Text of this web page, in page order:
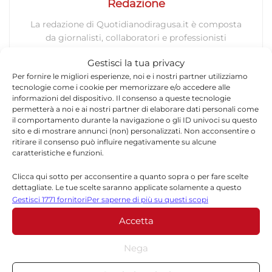
Gestisci la tua privacy
Per fornire le migliori esperienze, noi e i nostri partner utilizziamo
tecnologie come i cookie per memorizzare e/o accedere alle
informazioni del dispositivo. Il consenso a queste tecnologie
permetterà a noi e ai nostri partner di elaborare dati personali come
il comportamento durante la navigazione o gli ID univoci su questo
sito e di mostrare annunci (non) personalizzati. Non acconsentire o
ritirare il consenso può influire negativamente su alcune
caratteristiche e funzioni.
Clicca qui sotto per acconsentire a quanto sopra o per fare scelte
dettagliate. Le tue scelte saranno applicate solamente a questo
sito. È possibile modificare le impostazioni in qualsiasi momento,
compreso il ritiro del consenso, utilizzando i pulsanti della Cookie
Policy o cliccando sul pulsante di gestione del consenso nella parte
inferiore dello schermo.
Statistiche
Gestisci 1771 fornitoriPer saperne di più su questi scopi
Accetta
Nega
Redazione
La redazione di Quotidianodiragusa.it è composta
da giornalisti, collaboratori e professionisti
offrire notizie, approfondimenti e contenuti
accurati dedicati alla Sicilia, all’attualità, alla
politica, alla cronaca, alla cultura e allo sport. Un
team dinamico e indipendente che garantisce
qualità, tempestività e affidabilità.
Lascia un commento
obbligatori sono contrassegnati